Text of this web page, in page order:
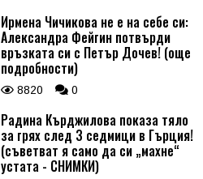
Ирмена Чичикова не е на себе си:
Александра Фейгин потвърди
връзката си с Петър Дочев! (още
подробности)
8820 0
Радина Кърджилова показа тяло
за грях след 3 седмици в Гърция!
(съветват я само да си „махне“
устата - СНИМКИ)